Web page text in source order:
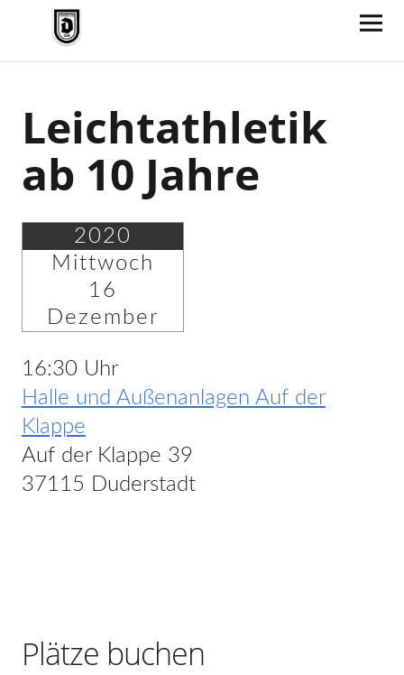
TV Jahn Duderstadt
Leichtathletik
ab 10 Jahre
2020
Mittwoch
16
Dezember
16:30 Uhr
Halle und Außenanlagen Auf der
Klappe
Auf der Klappe 39
37115 Duderstadt
Plätze buchen